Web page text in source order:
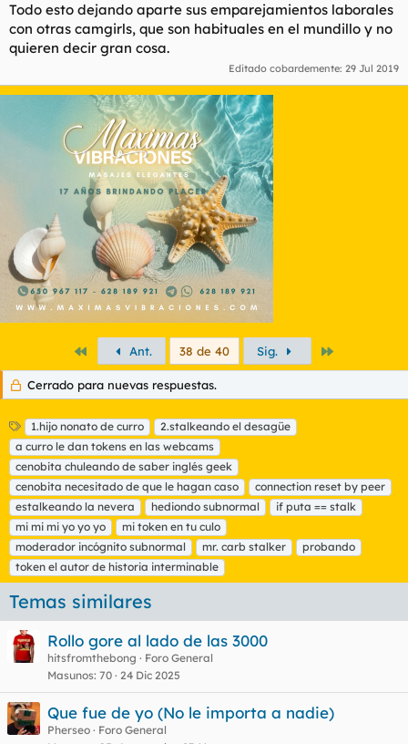
Todo esto dejando aparte sus emparejamientos laborales
con otras camgirls, que son habituales en el mundillo y no
quieren decir gran cosa.
Editado cobardemente: 29 Jul 2019
PrimeroAnt. 38 de 40 Sig.
Cerrado para nuevas respuestas.
E
t
i
q
u
e
t
a
s
1.hijo nonato de curro
2.stalkeando el desagüe
a curro le dan tokens en las webcams
cenobita chuleando de saber inglés geek
cenobita necesitado de que le hagan caso
connection reset by peer
estalkeando la nevera
hediondo subnormal
if puta == stalk
mi mi mi yo yo yo
mi token en tu culo
moderador incógnito subnormal
mr. carb stalker
probando
token el autor de historia interminable
Temas similares
Rollo gore al lado de las 3000
hitsfromthebong
Foro General
Masunos 70 24 Dic 2025
Que fue de yo (No le importa a nadie)
Pherseo
Foro General